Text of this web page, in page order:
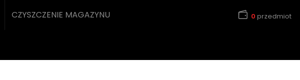
CZYSZCZENIE MAGAZYNU 0 przedmiot